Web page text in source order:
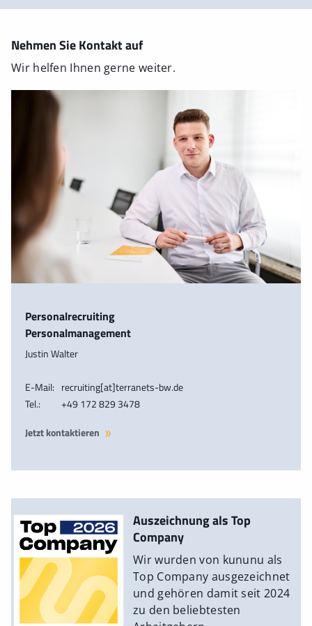
Nehmen Sie Kontakt auf
Wir helfen Ihnen gerne weiter.
Personalrecruiting
Personalmanagement
Justin Walter
E-Mail: recruiting[at]terranets-bw.de
Tel.:
+49 172 829 3478
Jetzt kontaktieren
Auszeichnung als Top
Company
Wir wurden von kununu als
Top Company ausgezeichnet
und gehören damit seit 2024
zu den beliebtesten